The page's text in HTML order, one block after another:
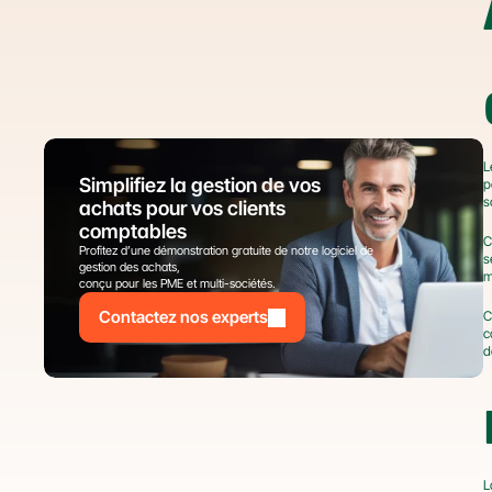
Simplifiez la gestion de vos
achats pour vos clients
comptables
Profitez d’une démonstration gratuite de notre logiciel de
gestion des achats,
conçu pour les PME et multi-sociétés.
Contactez nos experts